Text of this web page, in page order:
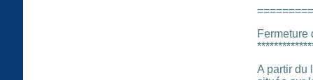
Fermeture
A partir du